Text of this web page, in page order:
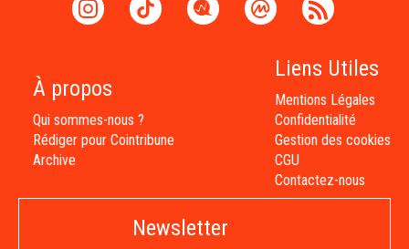
À propos
Qui sommes-nous ?
Rédiger pour Cointribune
Archive
Liens Utiles
Mentions Légales
Confidentialité
Gestion des cookies
CGU
Contactez-nous
Newsletter